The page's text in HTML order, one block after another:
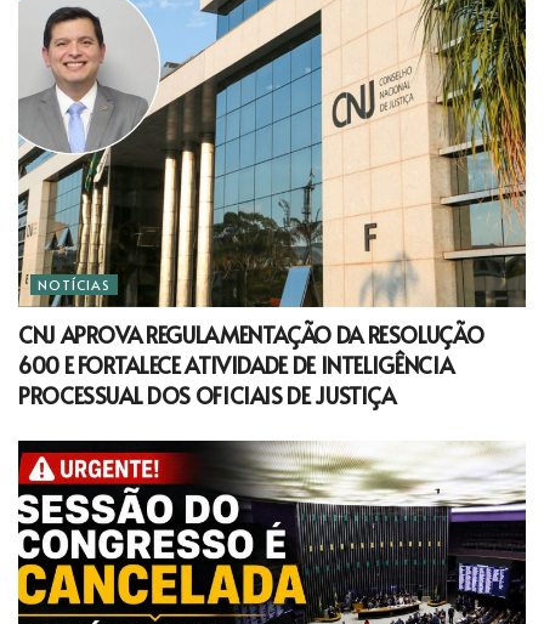
NOTÍCIAS
CNJ APROVA REGULAMENTAÇÃO DA RESOLUÇÃO
600 E FORTALECE ATIVIDADE DE INTELIGÊNCIA
PROCESSUAL DOS OFICIAIS DE JUSTIÇA